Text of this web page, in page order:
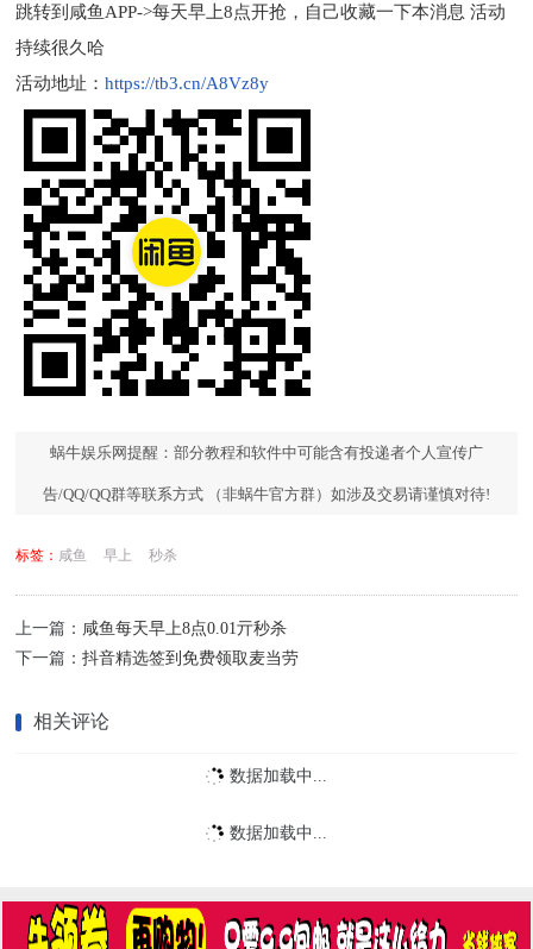
跳转到咸鱼APP->每天早上8点开抢，自己收藏一下本消息 活动
持续很久哈
活动地址：https://tb3.cn/A8Vz8y
蜗牛娱乐网提醒：部分教程和软件中可能含有投递者个人宣传广
告/QQ/QQ群等联系方式 （非蜗牛官方群）如涉及交易请谨慎对待!
标签： 咸鱼 早上 秒杀
上一篇： 咸鱼每天早上8点0.01亓秒杀
下一篇：抖音精选签到免费领取麦当劳
相关评论
数据加载中...
数据加载中...